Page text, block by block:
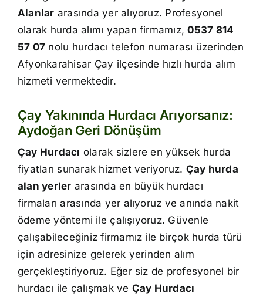
İletişim
Alanlar arasında yer alıyoruz. Profesyonel
olarak hurda alımı yapan firmamız,0537 814
57 07 nolu hurdacı telefon numarası üzerinden
Afyonkarahisar Çay ilçesinde hızlı hurda alım
hizmeti vermektedir.
Çay Yakınında Hurdacı Arıyorsanız:
Aydoğan Geri Dönüşüm
Çay Hurdacı olarak sizlere en yüksek hurda
fiyatları sunarak hizmet veriyoruz. Çay hurda
alan yerler arasında en büyük hurdacı
firmaları arasında yer alıyoruz ve anında nakit
ödeme yöntemi ile çalışıyoruz. Güvenle
çalışabileceğiniz firmamız ile birçok hurda türü
için adresinize gelerek yerinden alım
gerçekleştiriyoruz. Eğer siz de profesyonel bir
hurdacı ile çalışmak ve Çay Hurdacı